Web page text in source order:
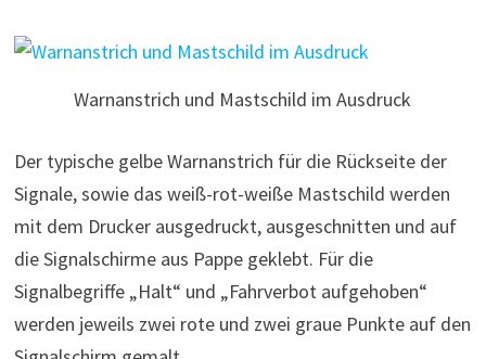
Warnanstrich und Mastschild im Ausdruck
Der typische gelbe Warnanstrich für die Rückseite der
Signale, sowie das weiß-rot-weiße Mastschild werden
mit dem Drucker ausgedruckt, ausgeschnitten und auf
die Signalschirme aus Pappe geklebt. Für die
Signalbegriffe „Halt“ und „Fahrverbot aufgehoben“
werden jeweils zwei rote und zwei graue Punkte auf den